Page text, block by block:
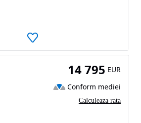
14 795 EUR
Conform mediei
Calculeaza rata